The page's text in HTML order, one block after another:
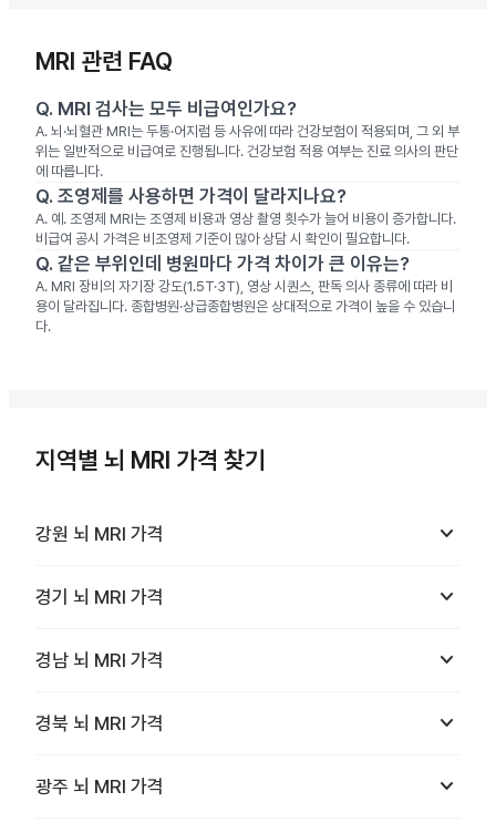
MRI 관련 FAQ
Q. MRI 검사는 모두 비급여인가요?
A. 뇌·뇌혈관 MRI는 두통·어지럼 등 사유에 따라 건강보험이 적용되며, 그 외 부
위는 일반적으로 비급여로 진행됩니다. 건강보험 적용 여부는 진료 의사의 판단
에 따릅니다.
Q. 조영제를 사용하면 가격이 달라지나요?
A. 예. 조영제 MRI는 조영제 비용과 영상 촬영 횟수가 늘어 비용이 증가합니다.
비급여 공시 가격은 비조영제 기준이 많아 상담 시 확인이 필요합니다.
Q. 같은 부위인데 병원마다 가격 차이가 큰 이유는?
A. MRI 장비의 자기장 강도(1.5T·3T), 영상 시퀀스, 판독 의사 종류에 따라 비
용이 달라집니다. 종합병원·상급종합병원은 상대적으로 가격이 높을 수 있습니
다.
지역별 뇌 MRI 가격 찾기
강원 뇌 MRI 가격 keyboard_arrow_down
경기 뇌 MRI 가격 keyboard_arrow_down
경남 뇌 MRI 가격 keyboard_arrow_down
경북 뇌 MRI 가격 keyboard_arrow_down
광주 뇌 MRI 가격 keyboard_arrow_down